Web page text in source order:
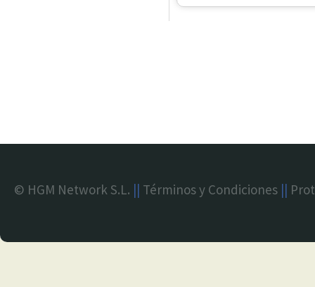
© HGM Network S.L. || Términos y Condiciones ||